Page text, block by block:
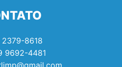
2379-8618
9692-4481